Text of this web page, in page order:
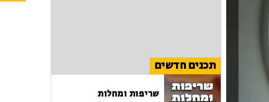
תכנים חדשים
שריפות ומחלות